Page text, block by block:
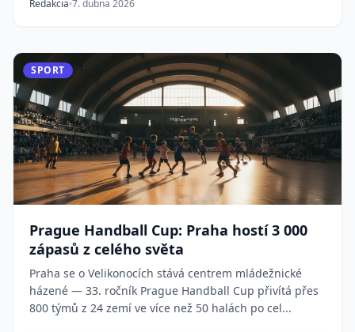
Redakcia 7. dubna 2026
SPORT
Prague Handball Cup: Praha hostí 3 000
zápasů z celého světa
Praha se o Velikonocích stává centrem mládežnické
házené — 33. ročník Prague Handball Cup přivítá přes
800 týmů z 24 zemí ve více než 50 halách po cel...